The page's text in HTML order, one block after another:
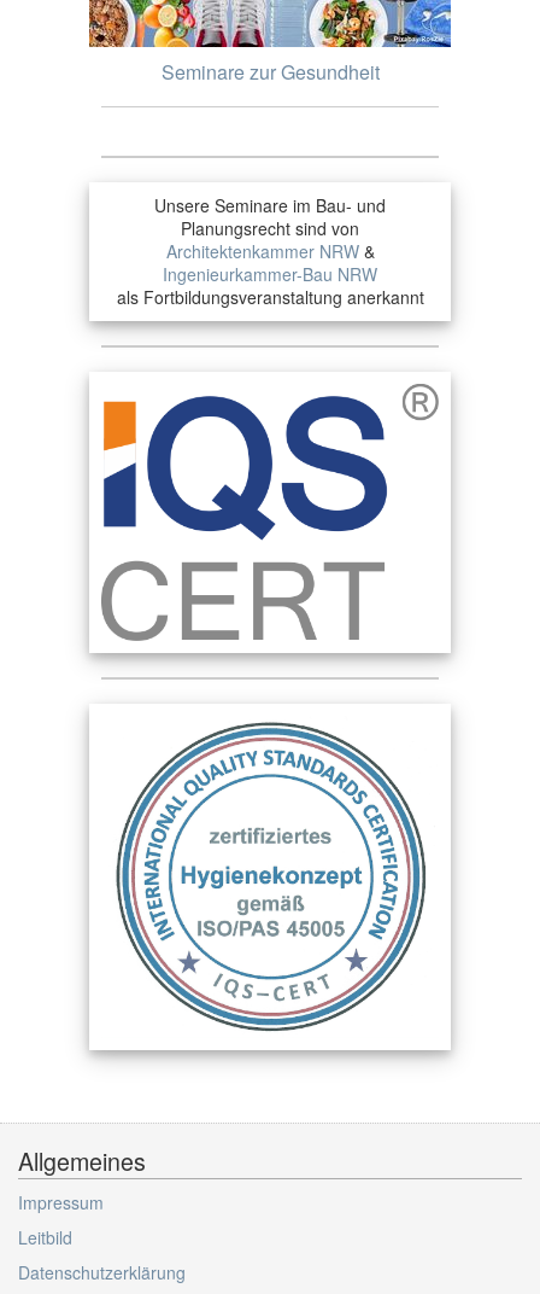
Seminare zur Gesundheit
Unsere Seminare im Bau- und
Planungsrecht sind von
Architektenkammer NRW&
Ingenieurkammer-Bau NRW
als Fortbildungsveranstaltung anerkannt
Allgemeines
Impressum
Leitbild
Datenschutzerklärung